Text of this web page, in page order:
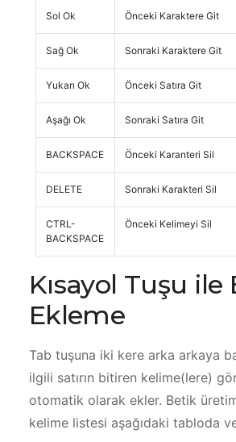
Sol Ok Önceki Karaktere Git
Sağ Ok Sonraki Karaktere Git
Yukarı Ok Önceki Satıra Git
Aşağı Ok Sonraki Satıra Git
BACKSPACE Önceki Karanteri Sil
DELETE Sonraki Karakteri Sil
CTRL-
BACKSPACE
Önceki Kelimeyi Sil
Kısayol Tuşu
Ekleme
Tab tuşuna iki kere arka arkaya
ilgili satırın bitiren kelime(lere)
otomatik olarak ekler. Betik
kelime listesi aşağıdaki tabloda